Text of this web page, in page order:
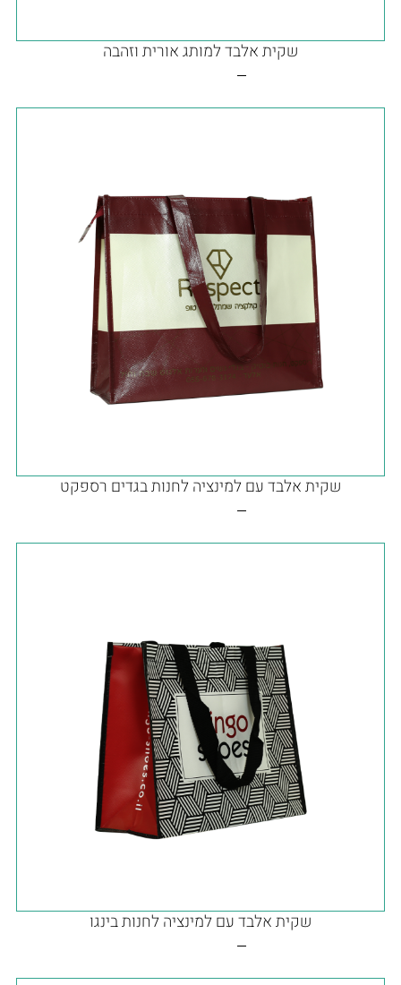
שקית אלבד למותג אורית וזהבה
שקית אלבד עם למינציה לחנות בגדים רספקט
שקית אלבד עם למינציה לחנות בינגו